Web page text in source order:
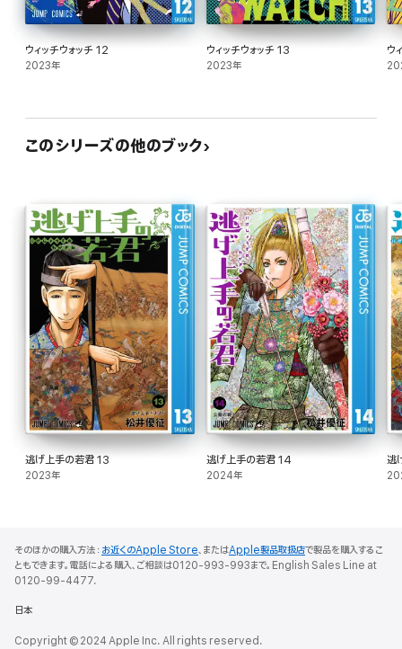
ウィッチウォッチ 12
2023年
ウィッチウォッチ 13
2023年
ウ
このシリーズの他のブック
逃げ上手の若君 13
2023年
逃げ上手の若君 14
2024年
逃
そのほかの購入方法： お近くのApple Store、またはApple製品取扱店で製品を購入するこ
ともできます。電話による購入、ご相談は0120-993-993まで。English Sales Line at
0120-99-4477.
日本
Copyright © 2024 Apple Inc. All rights reserved.